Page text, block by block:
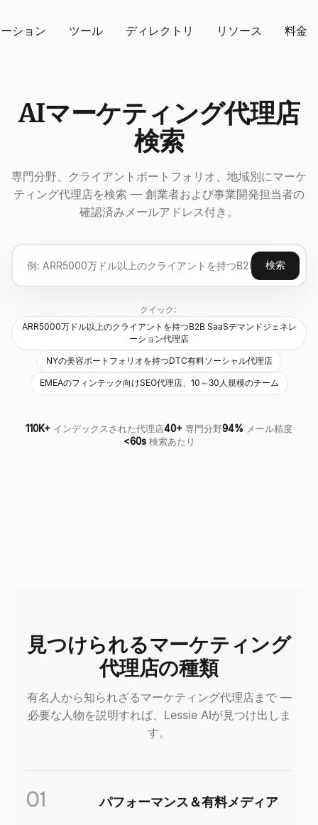
ション ツール ディレクトリ リソース 料金
AIマーケティング代理店
検索
専門分野、クライアントポートフォリオ、地域別にマーケ
ティング代理店を検索 — 創業者および事業開発担当者の
確認済みメールアドレス付き。
検索
クイック:
ARR5000万ドル以上のクライアントを持つB2B SaaSデマンドジェネレ
ーション代理店
NYの美容ポートフォリオを持つDTC有料ソーシャル代理店
EMEAのフィンテック向けSEO代理店、10～30人規模のチーム
110K+ インデックスされた代理店40+ 専門分野94% メール精度
<60s 検索あたり
見つけられるマーケティング
代理店の種類
有名人から知られざるマーケティング代理店まで —
必要な人物を説明すれば、Lessie AIが見つけ出しま
す。
01 パフォーマンス＆有料メディア